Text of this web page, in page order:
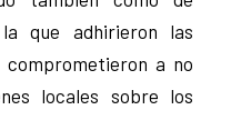
que adhirieron las
a no
locales sobre los